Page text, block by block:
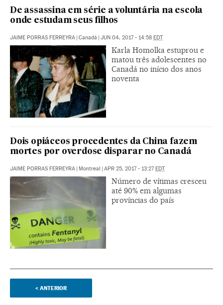
De assassina em série a voluntária na escola
onde estudam seus filhos
JAIME PORRAS FERREYRA | Canadá | JUN 04, 2017 - 14:58 EDT
Karla Homolka estuprou e
matou três adolescentes no
Canadá no início dos anos
noventa
Dois opiáceos procedentes da China fazem
mortes por overdose disparar no Canadá
JAIME PORRAS FERREYRA | Montreal | APR 25, 2017 - 13:27EDT
Número de vítimas cresceu
até 90% em algumas
províncias do país
< ANTERIOR